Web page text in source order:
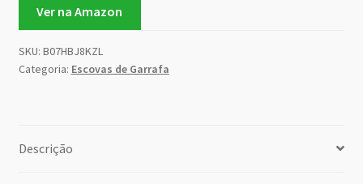
Ver na Amazon
SKU: B07HBJ8KZL
Categoria: Escovas de Garrafa
Descrição